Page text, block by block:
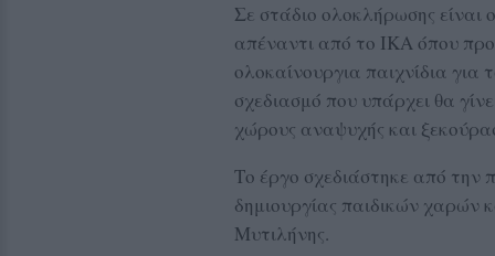
Σε στάδιο ολοκλήρωσης
απέναντι από το ΙΚΑ όπου
ολοκαίνουργια παιχνίδια
σχεδιασμό που υπάρχει θα
χώρους αναψυχής και
Το έργο σχεδιάστηκε από την
δημιουργίας παιδικών χαρών
Μυτιλήνης.